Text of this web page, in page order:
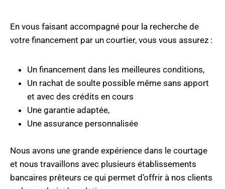
En vous faisant accompagné pour la recherche de
votre financement par un courtier, vous vous assurez :
Un financement dans les meilleures conditions,
Un rachat de soulte possible même sans apport
et avec des crédits en cours
Une garantie adaptée,
Une assurance personnalisée
Nous avons une grande expérience dans le courtage
et nous travaillons avec plusieurs établissements
bancaires prêteurs ce qui permet d’offrir à nos clients